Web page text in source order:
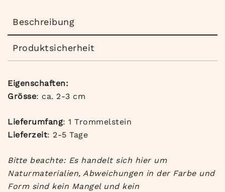
Beschreibung
Produktsicherheit
Eigenschaften:
Grösse: ca. 2-3 cm
Lieferumfang: 1 Trommelstein
Lieferzeit: 2-5 Tage
Bitte beachte: Es handelt sich hier um
Naturmaterialien, Abweichungen in der Farbe und
Form sind kein Mangel und kein